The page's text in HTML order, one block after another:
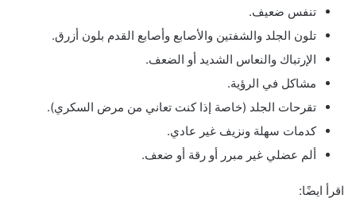
تنفس ضعيف.
تلون الجلد والشفتين والأصابع وأصابع القدم بلون أزرق.
الإرتباك والنعاس الشديد أو الضعف.
مشاكل في الرؤية.
تقرحات الجلد (خاصة إذا كنت تعاني من مرض السكري).
كدمات سهلة ونزيف غير عادي.
ألم عضلي غير مبرر أو رقة أو ضعف.
اقرأ ايضًا: